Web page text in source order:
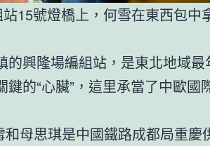
15號燈橋上，何雪在東西包中
的興隆場編組站，是東北地域最
的“心臟”，這里承當了中歐國
和母思琪是中國鐵路成都局重慶